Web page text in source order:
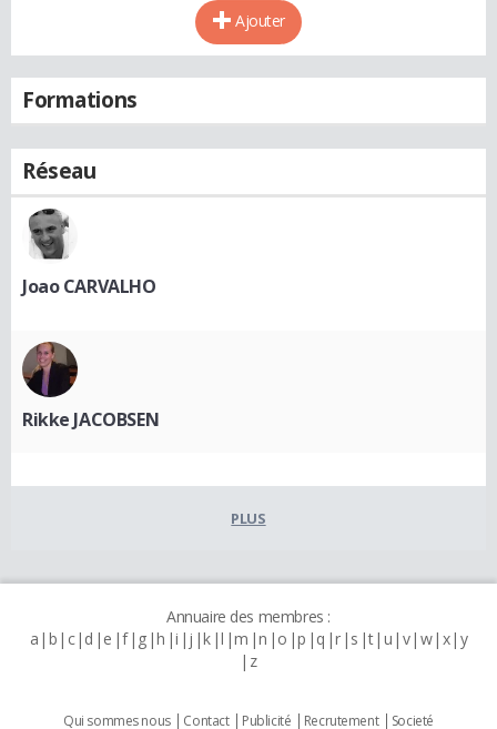
Ajouter
Formations
Réseau
Joao CARVALHO
Rikke JACOBSEN
PLUS
Annuaire des membres :
a b c d e f g h i j k l m n o p q r s t u v w x y
z
Qui sommes nous Contact Publicité Recrutement Societé